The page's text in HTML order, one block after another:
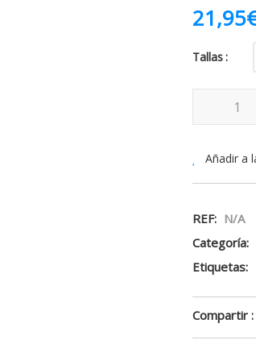
21,95
Tallas
Cincha
Añadir a
REF: N/A
Categoría:
Etiquetas:
Compartir :